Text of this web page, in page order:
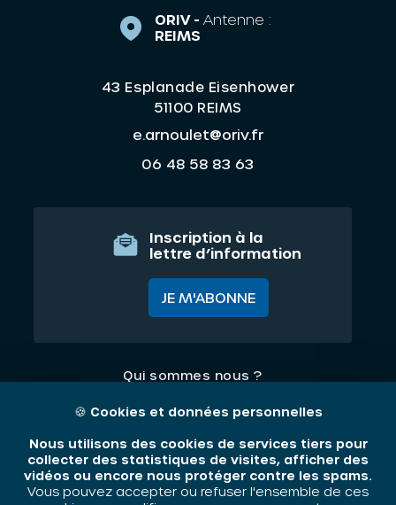
ORIV - Antenne :
REIMS
43 Esplanade Eisenhower
51100 REIMS
e.arnoulet@oriv.fr
06 48 58 83 63
Inscription à la
lettre d’information
JE M'ABONNE
Qui sommes nous ?
Nos thématiques
Mentions légales
🍪 Cookies et données personnelles
Nous utilisons des cookies de services tiers pour
collecter des statistiques de visites, afficher des
vidéos ou encore nous protéger contre les spams.
Vous pouvez accepter ou refuser l'ensemble de ces